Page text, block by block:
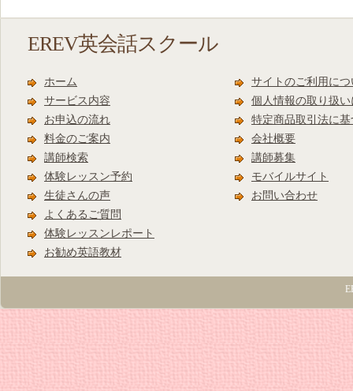
EREV英会話スクール
ホーム
サービス内容
お申込の流れ
料金のご案内
講師検索
体験レッスン予約
生徒さんの声
よくあるご質問
体験レッスンレポート
お勧め英語教材
サイトのご利用につ
個人情報の取り扱
特定商品取引法に
会社概要
講師募集
モバイルサイト
お問い合わせ